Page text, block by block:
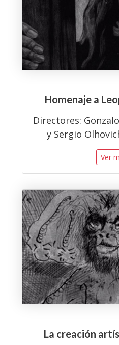
Homenaje a
Directores:
y Sergio
Ver
La creación